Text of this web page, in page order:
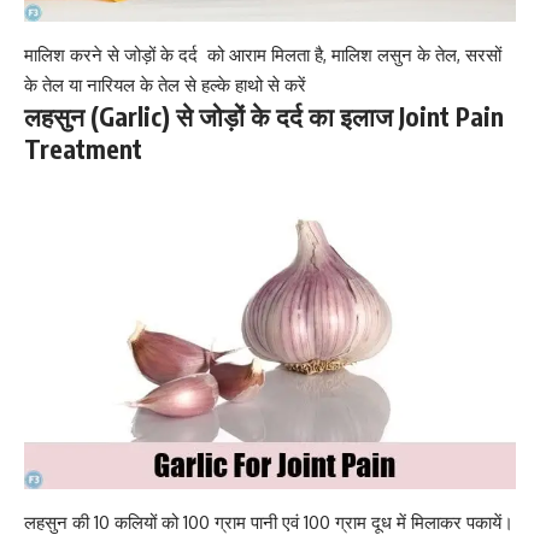
मालिश करने से जोड़ों के दर्द को आराम मिलता है, मालिश लसुन के तेल, सरसों
के तेल या नारियल के तेल से हल्के हाथो से करें
लहसुन (Garlic) से जोड़ों के दर्द का इलाज Joint Pain
Treatment
लहसुन की 10 कलियों को 100 ग्राम पानी एवं 100 ग्राम दूध में मिलाकर पकायें।